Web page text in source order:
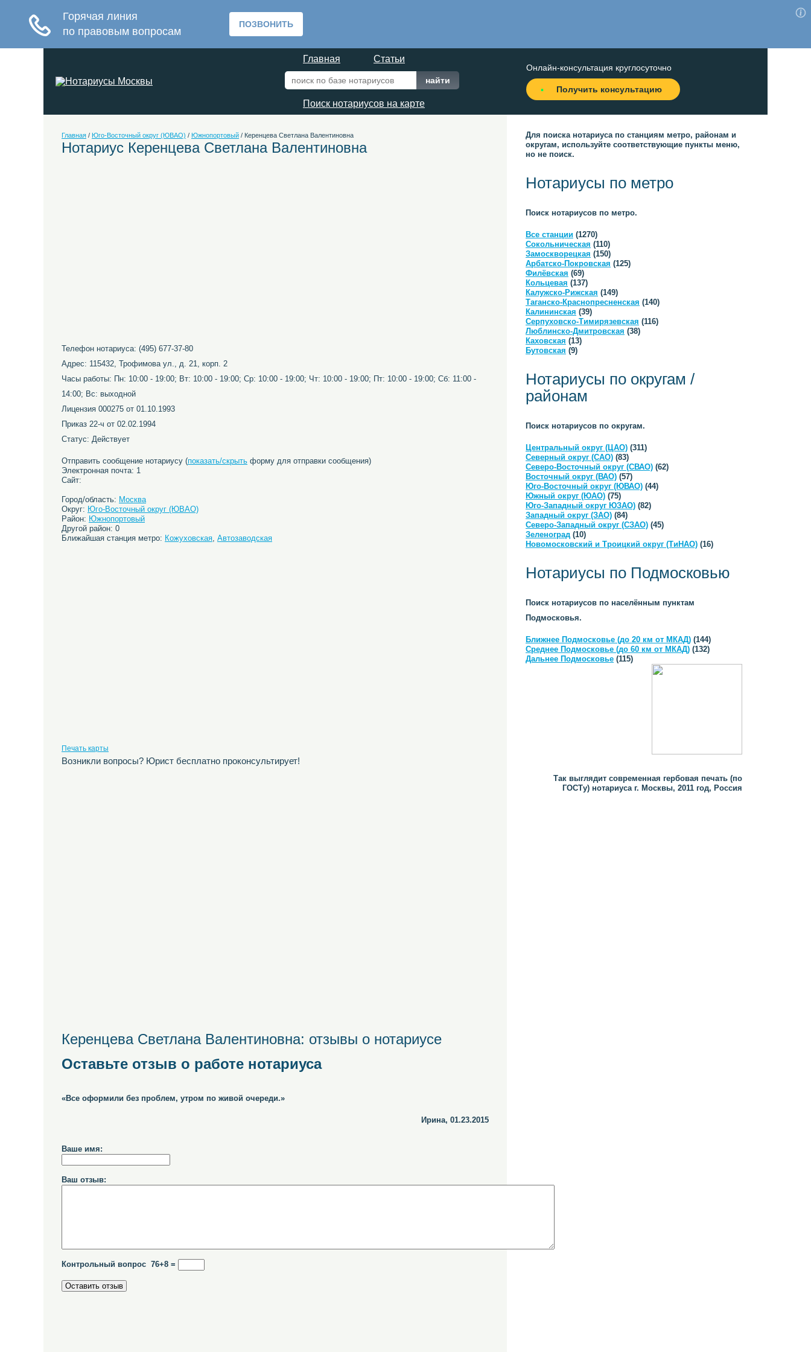
Главная Статьи
Поиск нотариусов на карте
Онлайн-консультация круглосуточно
Получить консультацию
Главная / Юго-Восточный округ (ЮВАО) / Южнопортовый / Керенцева Светлана Валентиновна
Нотариус Керенцева Светлана Валентиновна
Телефон нотариуса: (495) 677-37-80
Адрес: 115432, Трофимова ул., д. 21, корп. 2
Часы работы: Пн: 10:00 - 19:00; Вт: 10:00 - 19:00; Ср: 10:00 - 19:00; Чт: 10:00 - 19:00; Пт: 10:00 - 19:00; Сб: 11:00 -
14:00; Вс: выходной
Лицензия 000275 от 01.10.1993
Приказ 22-ч от 02.02.1994
Статус: Действует
Отправить сообщение нотариусу (показать/скрыть форму для отправки сообщения)
Электронная почта: 1
Сайт:
Город/область: Москва
Округ: Юго-Восточный округ (ЮВАО)
Район: Южнопортовый
Другой район: 0
Ближайшая станция метро: Кожуховская, Автозаводская
Печать карты
Возникли вопросы? Юрист бесплатно проконсультирует!
Керенцева Светлана Валентиновна: отзывы о нотариусе
Оставьте отзыв о работе нотариуса
«Все оформили без проблем, утром по живой очереди.»
Ирина, 01.23.2015
Ваше имя:
Ваш отзыв:
Контрольный вопрос 76+8 =
Для поиска нотариуса по станциям метро, районам и
округам, используйте соответствующие пункты меню,
но не поиск.
Нотариусы по метро
Поиск нотариусов по метро.
Все станции (1270)
Сокольническая (110)
Замоскворецкая (150)
Арбатско-Покровская (125)
Филёвская (69)
Кольцевая (137)
Калужско-Рижская (149)
Таганско-Краснопресненская (140)
Калининская (39)
Серпуховско-Тимирязевская (116)
Люблинско-Дмитровская (38)
Каховская (13)
Бутовская (9)
Нотариусы по округам /
районам
Поиск нотариусов по округам.
Центральный округ (ЦАО) (311)
Северный округ (САО) (83)
Северо-Восточный округ (СВАО) (62)
Восточный округ (ВАО) (57)
Юго-Восточный округ (ЮВАО) (44)
Южный округ (ЮАО) (75)
Юго-Западный округ ЮЗАО) (82)
Западный округ (ЗАО) (84)
Северо-Западный округ (СЗАО) (45)
Зеленоград (10)
Новомосковский и Троицкий округ (ТиНАО) (16)
Нотариусы по Подмосковью
Поиск нотариусов по населённым пунктам
Подмосковья.
Ближнее Подмосковье (до 20 км от МКАД) (144)
Среднее Подмосковье (до 60 км от МКАД) (132)
Дальнее Подмосковье (115)
Так выглядит современная гербовая печать (по
ГОСТу) нотариуса г. Москвы, 2011 год, Россия